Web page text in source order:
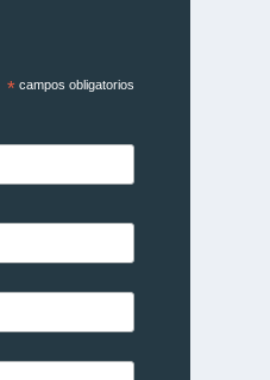
*campos obligatorios